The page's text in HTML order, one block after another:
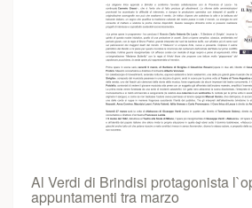
Al Verdi di Brindisi protagonista
appuntamenti tra marzo